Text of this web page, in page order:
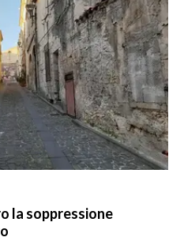
la soppressione